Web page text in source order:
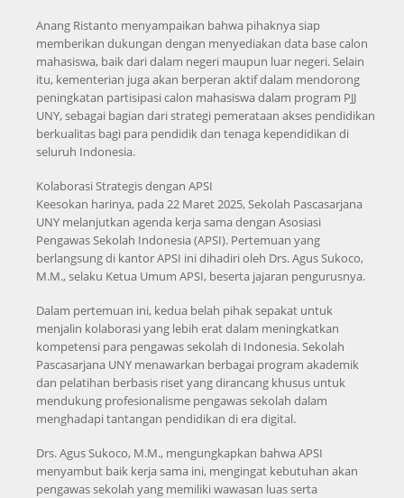
Anang Ristanto menyampaikan bahwa pihaknya siap
memberikan dukungan dengan menyediakan data base calon
mahasiswa, baik dari dalam negeri maupun luar negeri. Selain
itu, kementerian juga akan berperan aktif dalam mendorong
peningkatan partisipasi calon mahasiswa dalam program PJJ
UNY, sebagai bagian dari strategi pemerataan akses pendidikan
berkualitas bagi para pendidik dan tenaga kependidikan di
seluruh Indonesia.
Kolaborasi Strategis dengan APSI
Keesokan harinya, pada 22 Maret 2025, Sekolah Pascasarjana
UNY melanjutkan agenda kerja sama dengan Asosiasi
Pengawas Sekolah Indonesia (APSI). Pertemuan yang
berlangsung di kantor APSI ini dihadiri oleh Drs. Agus Sukoco,
M.M., selaku Ketua Umum APSI, beserta jajaran pengurusnya.
Dalam pertemuan ini, kedua belah pihak sepakat untuk
menjalin kolaborasi yang lebih erat dalam meningkatkan
kompetensi para pengawas sekolah di Indonesia. Sekolah
Pascasarjana UNY menawarkan berbagai program akademik
dan pelatihan berbasis riset yang dirancang khusus untuk
mendukung profesionalisme pengawas sekolah dalam
menghadapi tantangan pendidikan di era digital.
Drs. Agus Sukoco, M.M., mengungkapkan bahwa APSI
menyambut baik kerja sama ini, mengingat kebutuhan akan
pengawas sekolah yang memiliki wawasan luas serta